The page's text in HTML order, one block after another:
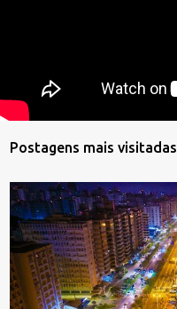
Postagens mais visitadas